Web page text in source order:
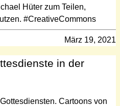
Hüter zum Teilen,
#CreativeCommons
März 19, 2021
in der
Cartoons von